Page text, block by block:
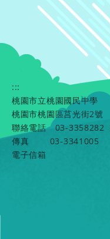
:::
桃園市立桃園國民中學
桃園市桃園區莒光街2號
聯絡電話
03-3358282
傳真
03-3341005
電子信箱